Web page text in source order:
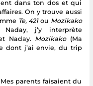
dans ton dos et qui
On y trouve aussi
Te, 421ou Mozikako
Naday, j’y interprète
Naday. Mozikako(Ma
dont j’ai envie, du trip
parents faisaient du